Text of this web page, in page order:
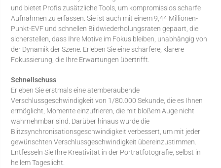
und bietet Profis zusätzliche Tools, um kompromisslos scharfe
Aufnahmen zu erfassen. Sie ist auch mit einem 9,44 Millionen-
Punkt-EVF und schnellen Bildwiederholungsraten gepaart, die
sicherstellen, dass Ihre Motive im Fokus bleiben, unabhängig von
der Dynamik der Szene. Erleben Sie eine schärfere, klarere
Fokussierung, die Ihre Erwartungen übertrifft.
Schnellschuss
Erleben Sie erstmals eine atemberaubende
Verschlussgeschwindigkeit von 1/80.000 Sekunde, die es Ihnen
ermöglicht, Momente einzufrieren, die mit bloßem Auge nicht
wahrnehmbar sind. Darüber hinaus wurde die
Blitzsynchronisationsgeschwindigkeit verbessert, um mit jeder
gewünschten Verschlussgeschwindigkeit übereinzustimmen.
Entfesseln Sie Ihre Kreativität in der Porträtfotografie, selbst in
hellem Tageslicht.